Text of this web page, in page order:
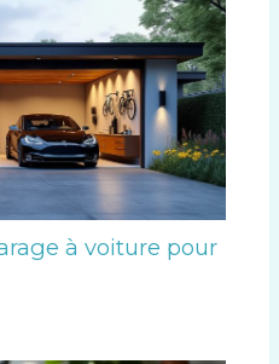
à voiture pour